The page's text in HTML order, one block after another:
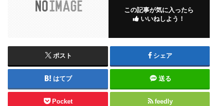
この記事が気に入ったら
いいねしよう！
ポスト シェア
はてブ 送る
Pocket feedly